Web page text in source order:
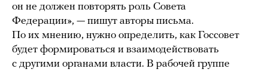
он не должен повторять роль Совета
Федерации», — пишут авторы письма.
По их мнению, нужно определить, как Госсовет
будет формироваться и взаимодействовать
с другими органами власти. В рабочей группе